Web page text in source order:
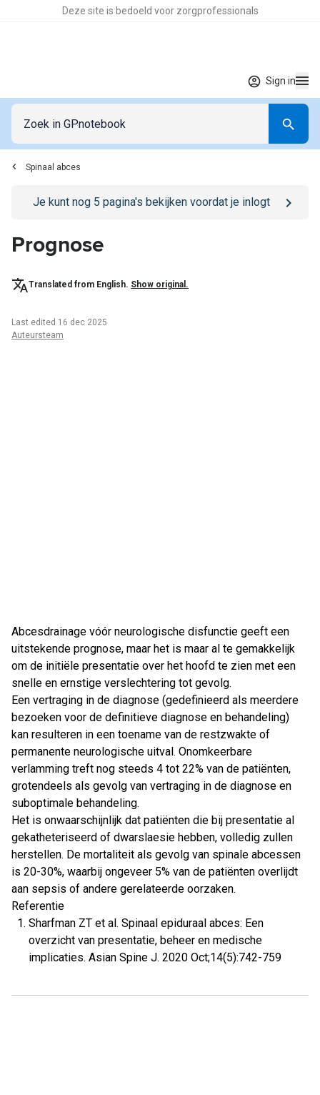
Deze site is bedoeld voor zorgprofessionals
Sign in
Spinaal abces
Go to/sign-in page
Je kunt nog 5 pagina's bekijken voordat je inlogt
Prognose
Translated from English. Show original.
Last edited 16 dec 2025
Auteursteam
Abcesdrainage vóór neurologische disfunctie geeft een
uitstekende prognose, maar het is maar al te gemakkelijk
om de initiële presentatie over het hoofd te zien met een
snelle en ernstige verslechtering tot gevolg.
Een vertraging in de diagnose (gedefinieerd als meerdere
bezoeken voor de definitieve diagnose en behandeling)
kan resulteren in een toename van de restzwakte of
permanente neurologische uitval. Onomkeerbare
verlamming treft nog steeds 4 tot 22% van de patiënten,
grotendeels als gevolg van vertraging in de diagnose en
suboptimale behandeling.
Het is onwaarschijnlijk dat patiënten die bij presentatie al
gekatheteriseerd of dwarslaesie hebben, volledig zullen
herstellen. De mortaliteit als gevolg van spinale abcessen
is 20-30%, waarbij ongeveer 5% van de patiënten overlijdt
aan sepsis of andere gerelateerde oorzaken.
Referentie
Sharfman ZT et al. Spinaal epiduraal abces: Een
overzicht van presentatie, beheer en medische
implicaties. Asian Spine J. 2020 Oct;14(5):742-759